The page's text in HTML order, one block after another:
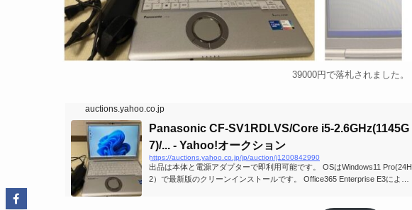
39000円で落札されました。
auctions.yahoo.co.jp
Panasonic CF-SV1RDLVS/Core i5-2.6GHz(1145G
7)/... - Yahoo!オークション
https://auctions.yahoo.co.jp/jp/auction/j1200842990
出品は本体と電源アダプターで即利用可能です。 OSはWindows11 Pro(24H
2）で最新版のクリーンインストールです。 Office365 Enterprise E3によりE